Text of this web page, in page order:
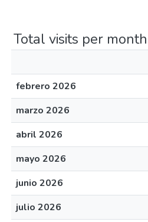
Total visits per month
febrero 2026
marzo 2026
abril 2026
mayo 2026
junio 2026
julio 2026